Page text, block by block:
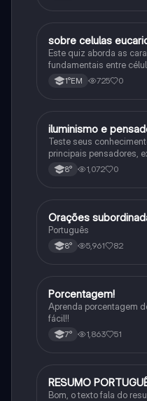
Biologia
sobre celulas
Este quiz aborda as
fundamentais entre
procariontes.
1°EM 725 0
História
iluminismo e
Teste seus
principais pensadores,
impacto histórico.
8° 1,072 0
Português
Orações
Português
8° 5,961 82
Matematica
Porcentagem!
Aprenda porcentagem
fácil!!
7° 1,863 51
Português
RESUMO
Bom, o texto fala do